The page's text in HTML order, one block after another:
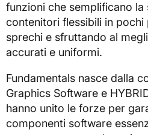
funzioni che semplificano
contenitori flessibili in
sprechi e sfruttando al
accurati e uniformi.
Fundamentals nasce dalla
Graphics Software e
hanno unito le forze per
componenti software